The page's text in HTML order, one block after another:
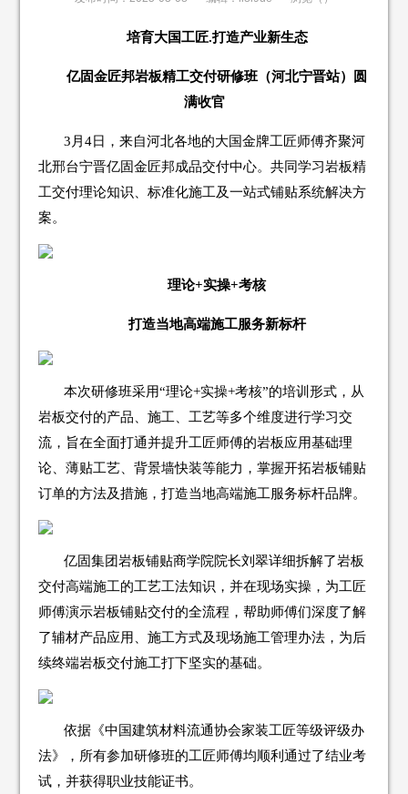
培育大国工匠.打造产业新生态
亿固金匠邦岩板精工交付研修班（河北宁晋站）圆
满收官
3月4日，来自河北各地的大国金牌工匠师傅齐聚河
北邢台宁晋亿固金匠邦成品交付中心。共同学习岩板精
工交付理论知识、标准化施工及一站式铺贴系统解决方
案。
理论+实操+考核
打造当地高端施工服务新标杆
本次研修班采用“理论+实操+考核”的培训形式，从
岩板交付的产品、施工、工艺等多个维度进行学习交
流，旨在全面打通并提升工匠师傅的岩板应用基础理
论、薄贴工艺、背景墙快装等能力，掌握开拓岩板铺贴
订单的方法及措施，打造当地高端施工服务标杆品牌。
亿固集团岩板铺贴商学院院长刘翠详细拆解了岩板
交付高端施工的工艺工法知识，并在现场实操，为工匠
师傅演示岩板铺贴交付的全流程，帮助师傅们深度了解
了辅材产品应用、施工方式及现场施工管理办法，为后
续终端岩板交付施工打下坚实的基础。
依据《中国建筑材料流通协会家装工匠等级评级办
法》，所有参加研修班的工匠师傅均顺利通过了结业考
试，并获得职业技能证书。